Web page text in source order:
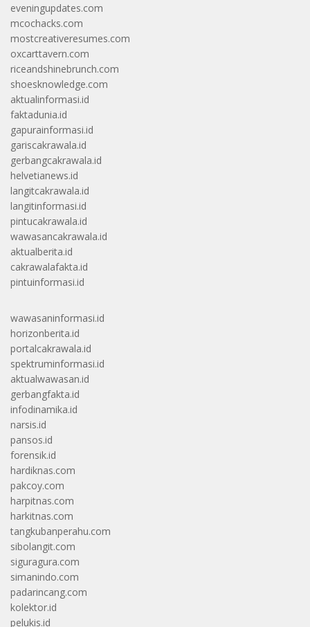
eveningupdates.com
mcochacks.com
mostcreativeresumes.com
oxcarttavern.com
riceandshinebrunch.com
shoesknowledge.com
aktualinformasi.id
faktadunia.id
gapurainformasi.id
gariscakrawala.id
gerbangcakrawala.id
helvetianews.id
langitcakrawala.id
langitinformasi.id
pintucakrawala.id
wawasancakrawala.id
aktualberita.id
cakrawalafakta.id
pintuinformasi.id
wawasaninformasi.id
horizonberita.id
portalcakrawala.id
spektruminformasi.id
aktualwawasan.id
gerbangfakta.id
infodinamika.id
narsis.id
pansos.id
forensik.id
hardiknas.com
pakcoy.com
harpitnas.com
harkitnas.com
tangkubanperahu.com
sibolangit.com
siguragura.com
simanindo.com
padarincang.com
kolektor.id
pelukis.id